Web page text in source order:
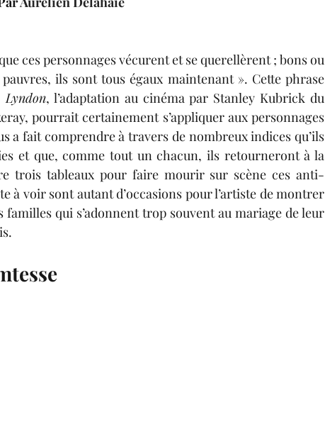
Adriana Dumielle-Chancelier
Bugaut Joséphine Journel Margot Lecocq
ces personnages vécurent et se querellèrent ; bons ou
ils sont tous égaux maintenant ». Cette phrase
, l’adaptation au cinéma par Stanley Kubrick du
pourrait certainement s’appliquer aux personnages
a fait comprendre à travers de nombreux indices qu’ils
et que, comme tout un chacun, ils retourneront à la
trois tableaux pour faire mourir sur scène ces anti-
à voir sont autant d’occasions pour l’artiste de montrer
qui s’adonnent trop souvent au mariage de leur